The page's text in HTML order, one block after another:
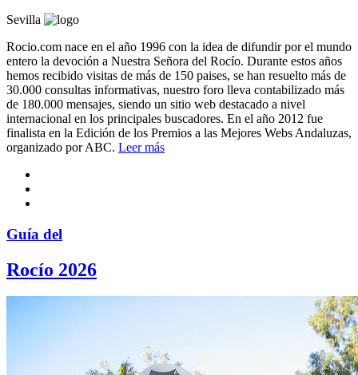
Sevilla
Rocio.com nace en el año 1996 con la idea de difundir por el mundo
entero la devoción a Nuestra Señora del Rocío. Durante estos años
hemos recibido visitas de más de 150 paises, se han resuelto más de
30.000 consultas informativas, nuestro foro lleva contabilizado más
de 180.000 mensajes, siendo un sitio web destacado a nivel
internacional en los principales buscadores. En el año 2012 fue
finalista en la Edición de los Premios a las Mejores Webs Andaluzas,
organizado por ABC. Leer más
Guía del
Rocío 2026